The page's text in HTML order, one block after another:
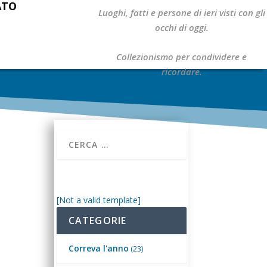
Luoghi, fatti e persone di ieri visti con gli
occhi di oggi.
Collezionismo per condividere e
ricordare.
[Not a valid template]
CATEGORIE
Correva l'anno (23)